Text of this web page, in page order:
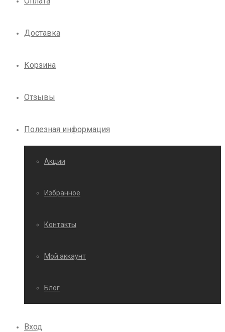
Доставка
Корзина
Отзывы
Полезная информация
Акции
Избранное
Контакты
Мой аккаунт
Блог
Вход